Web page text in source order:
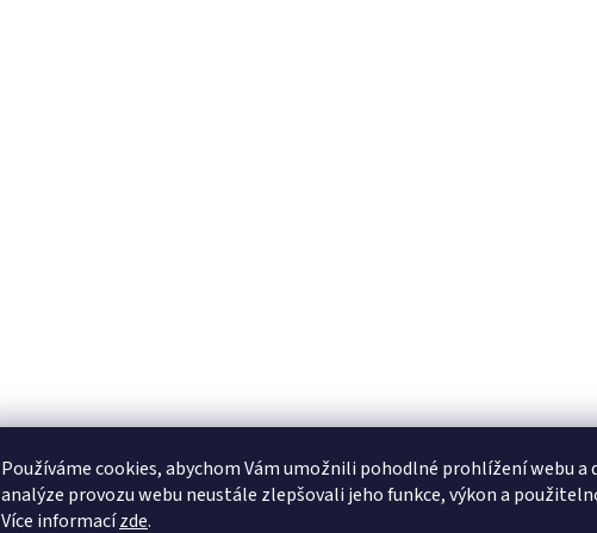
Používáme cookies, abychom Vám umožnili pohodlné prohlížení webu a
analýze provozu webu neustále zlepšovali jeho funkce, výkon a
Více informacízde.